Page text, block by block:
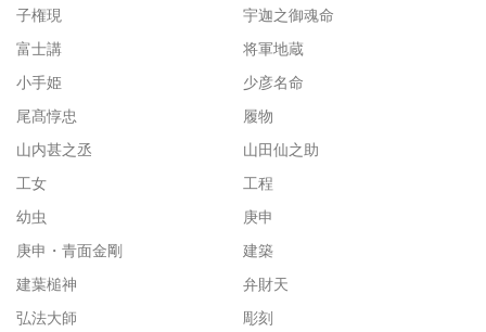
子権現
宇迦之御魂命
富士講
将軍地蔵
小手姫
少彦名命
尾髙惇忠
履物
山内甚之丞
山田仙之助
工女
工程
幼虫
庚申
庚申・青面金剛
建築
建葉槌神
弁財天
弘法大師
彫刻